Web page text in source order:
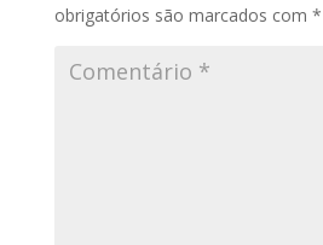
obrigatórios são marcados com *